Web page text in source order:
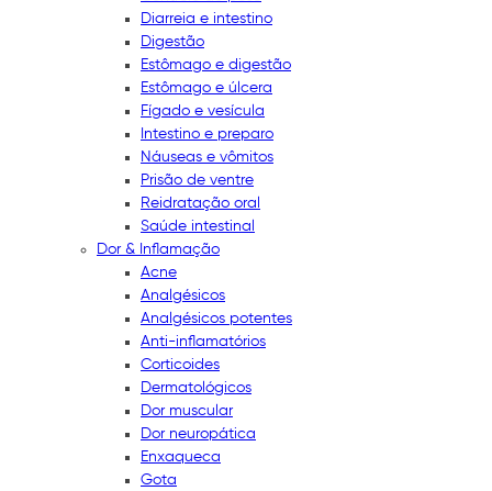
Diarreia e intestino
Digestão
Estômago e digestão
Estômago e úlcera
Fígado e vesícula
Intestino e preparo
Náuseas e vômitos
Prisão de ventre
Reidratação oral
Saúde intestinal
Dor & Inflamação
Acne
Analgésicos
Analgésicos potentes
Anti-inflamatórios
Corticoides
Dermatológicos
Dor muscular
Dor neuropática
Enxaqueca
Gota